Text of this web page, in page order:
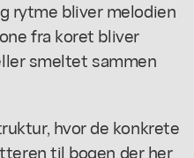
rytme bliver melodien
fra koret bliver
smeltet sammen
hvor de konkrete
til bogen der her